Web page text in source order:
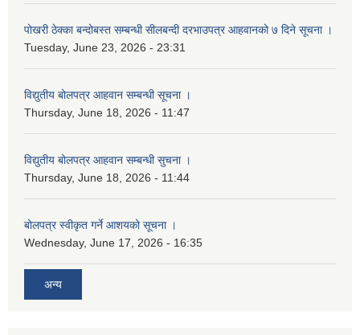
पोखरी ठेक्का बन्दोबस्त सम्बन्धी सीलबन्दी दरभाउपत्र आहवानको ७ दिने सूचना ।
Tuesday, June 23, 2026 - 23:31
विद्युतीय बोलपत्र आहवान सम्बन्धी सूचना ।
Thursday, June 18, 2026 - 11:47
विद्युतीय बोलपत्र आहवान सम्बन्धी सुचना ।
Thursday, June 18, 2026 - 11:44
बोलपत्र स्वीकृत गर्ने आशयको सूचना ।
Wednesday, June 17, 2026 - 16:35
अन्य